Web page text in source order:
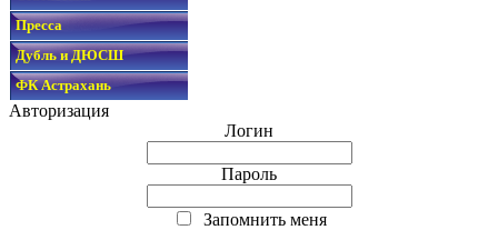
Пресса
Дубль и ДЮСШ
ФК Астрахань
Авторизация
Логин
Пароль
Запомнить меня